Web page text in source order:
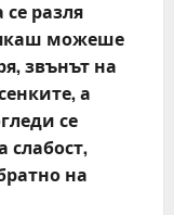
разля
можеше
звънът на
а
се
слабост,
на